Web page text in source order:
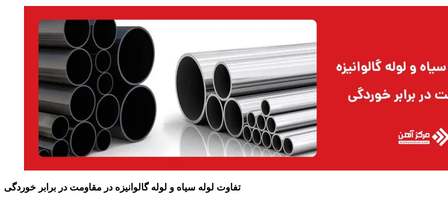
تفاوت لوله سیاه و لوله گالوانیزه در مقاومت در برابر خوردگی